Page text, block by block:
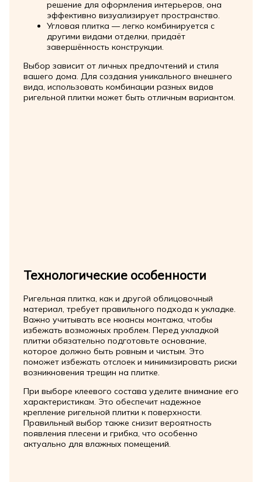
решение для оформления интерьеров, она
эффективно визуализирует пространство.
Угловая плитка — легко комбинируется с
другими видами отделки, придаёт
завершённость конструкции.
Выбор зависит от личных предпочтений и стиля
вашего дома. Для создания уникального внешнего
вида, использовать комбинации разных видов
ригельной плитки может быть отличным вариантом.
Технологические особенности
Ригельная плитка, как и другой облицовочный
материал, требует правильного подхода к укладке.
Важно учитывать все нюансы монтажа, чтобы
избежать возможных проблем. Перед укладкой
плитки обязательно подготовьте основание,
которое должно быть ровным и чистым. Это
поможет избежать отслоек и минимизировать риски
возникновения трещин на плитке.
При выборе клеевого состава уделите внимание его
характеристикам. Это обеспечит надежное
крепление ригельной плитки к поверхности.
Правильный выбор также снизит вероятность
появления плесени и грибка, что особенно
актуально для влажных помещений.